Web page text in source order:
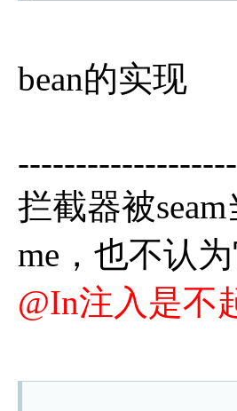
bean的实现
拦截器被
me，也不认
@In注入是不